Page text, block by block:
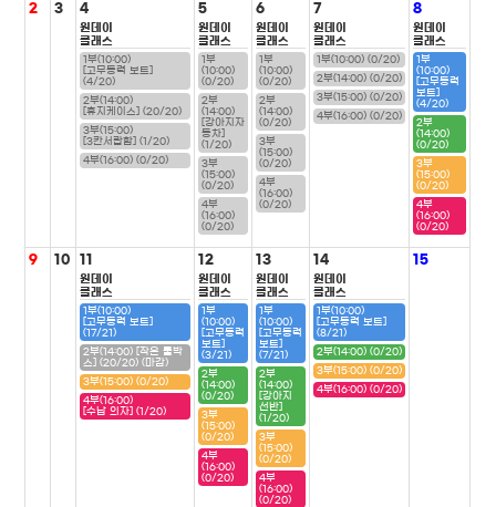
2 3 4
원데이
클래스
1부(10:00)
[고무동력 보트]
(4/20)
2부(14:00)
[휴지케이스] (20/20)
3부(15:00)
[3칸서랍함] (1/20)
4부(16:00) (0/20)
5
원데이
클래스
1부
(10:00)
(0/20)
2부
(14:00)
[강아지자
동차]
(1/20)
3부
(15:00)
(0/20)
4부
(16:00)
(0/20)
6
원데이
클래스
1부
(10:00)
(0/20)
2부
(14:00)
(0/20)
3부
(15:00)
(0/20)
4부
(16:00)
(0/20)
7
원데이
클래스
1부(10:00) (0/20)
2부(14:00) (0/20)
3부(15:00) (0/20)
4부(16:00) (0/20)
8
원데이
클래스
1부
(10:00)
[고무동력
보트]
(4/20)
2부
(14:00)
(0/20)
3부
(15:00)
(0/20)
4부
(16:00)
(0/20)
9 10 11
원데이
클래스
1부(10:00)
[고무동력 보트]
(17/21)
2부(14:00) [작은 툴박
스] (20/20) (마감)
3부(15:00) (0/20)
4부(16:00)
[수납 의자] (1/20)
12
원데이
클래스
1부
(10:00)
[고무동력
보트]
(3/21)
2부
(14:00)
(0/20)
3부
(15:00)
(0/20)
4부
(16:00)
(0/20)
13
원데이
클래스
1부
(10:00)
[고무동력
보트]
(7/21)
2부
(14:00)
[강아지
선반]
(1/20)
3부
(15:00)
(0/20)
4부
(16:00)
(0/20)
14
원데이
클래스
1부(10:00)
[고무동력 보트]
(8/21)
2부(14:00) (0/20)
3부(15:00) (0/20)
4부(16:00) (0/20)
15